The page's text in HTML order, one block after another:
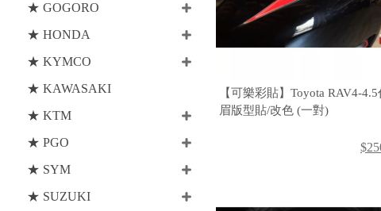
★ GOGORO
★ HONDA
★ KYMCO
★ KAWASAKI
★ KTM
★ PGO
★ SYM
★ SUZUKI
【可樂彩貼】Toyota RAV4-
眉版型貼/改色 (一對)